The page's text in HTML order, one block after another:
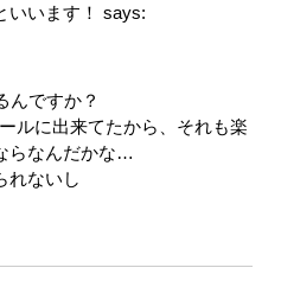
います！
says:
んですか？
ルに出来てたから、それも楽
らなんだかな…
れないし